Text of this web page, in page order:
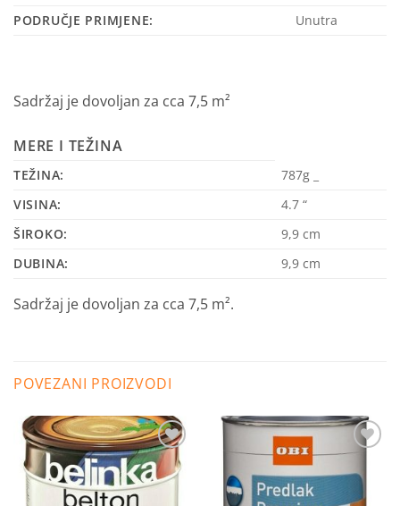
PODRUČJE PRIMJENE:
Unutra
Sadržaj je dovoljan za cca 7,5 m²
MERE I TEŽINA
TEŽINA: 787g
VISINA:
4.7 “
ŠIROKO:
9,9 cm
DUBINA:
9,9 cm
Sadržaj je dovoljan za cca 7,5 m².
POVEZANI PROIZVODI
Dodaj
na
listu
na
listu
želja